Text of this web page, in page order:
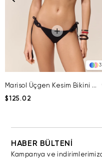
3
Marisol Üçgen Kesim Bikini Üstü
$125.02
HABER BÜLTENİ
Kampanya ve